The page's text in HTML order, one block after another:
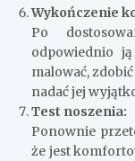
Wykończenie
Po
odpowiednio
malować,
nadać jej
Test noszenia:
Ponownie
że jest